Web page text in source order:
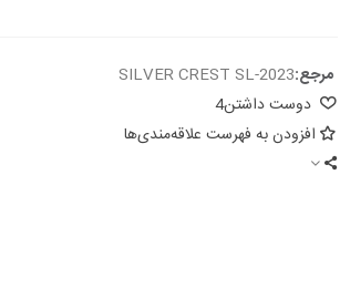
مرجع:SILVER CREST SL-2023
دوست داشتن4
افزودن به فهرست علاقه‌مندی‌ها